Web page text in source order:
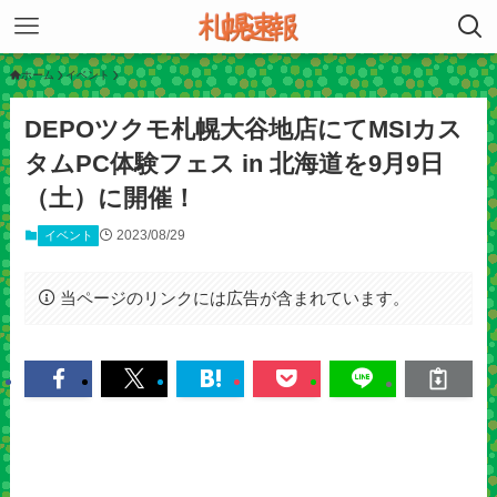
ホーム イベント
DEPOツクモ札幌大谷地店にてMSIカス
タムPC体験フェス in 北海道を9月9日
（土）に開催！
イベント 2023/08/29
当ページのリンクには広告が含まれています。